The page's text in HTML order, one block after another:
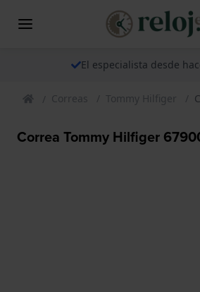
El especialista desde
Correas Tommy Hilfiger
Correa Tommy Hilfiger